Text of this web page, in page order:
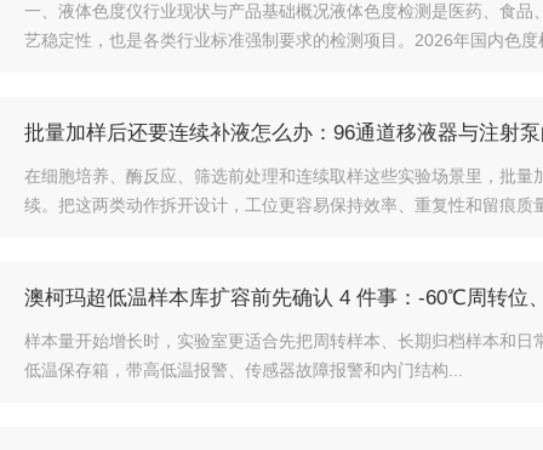
一、液体色度仪行业现状与产品基础概况液体色度检测是医药、食
艺稳定性，也是各类行业标准强制要求的检测项目。2026年国内色
批量加样后还要连续补液怎么办：96通道移液器与注射
在细胞培养、酶反应、筛选前处理和连续取样这些实验场景里，批
续。把这两类动作拆开设计，工位更容易保持效率、重复性和留痕质
澳柯玛超低温样本库扩容前先确认 4 件事：-60℃周转位
样本量开始增长时，实验室更适合先把周转样本、长期归档样本和
低温保存箱，带高低温报警、传感器故障报警和内门结构...